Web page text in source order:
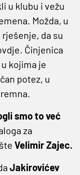
u klubu i vežu
Možda, u
da su
Činjenica
kojima je
potez, u
smo to već
za
Velimir Zajec.
Jakirovićev